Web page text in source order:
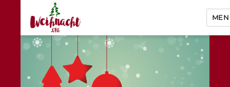
Weihnacht.org